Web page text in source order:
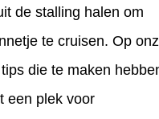
de stalling halen om
te cruisen. Op
die te maken
een plek voor